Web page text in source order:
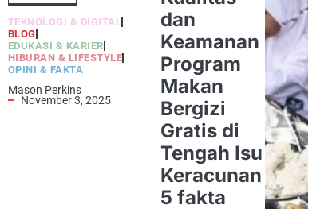
TEKNOLOGI & DIGITAL
BLOG
EDUKASI & KARIER
HIBURAN & LIFESTYLE
OPINI & FAKTA
Mason Perkins
November 3, 2025
dan
Keamanan
Program
Makan
Bergizi
Gratis di
Tengah Isu
Keracunan
5 fakta